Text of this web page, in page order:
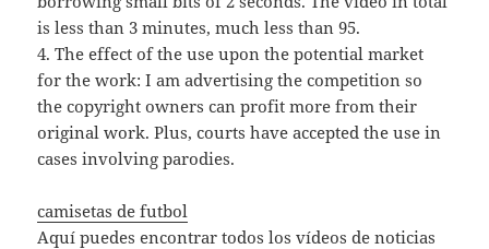
is less than 3 minutes, much less than 95.
4. The effect of the use upon the potential market
for the work: I am advertising the competition so
the copyright owners can profit more from their
original work. Plus, courts have accepted the use in
cases involving parodies.
camisetas de futbol
Aquí puedes encontrar todos los vídeos de noticias